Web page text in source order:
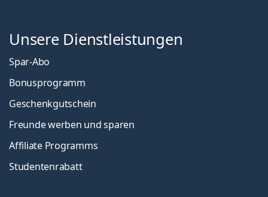
Unsere Dienstleistungen
Spar-Abo
Bonusprogramm
Geschenkgutschein
Freunde werben und sparen
Affiliate Programms
Studentenrabatt